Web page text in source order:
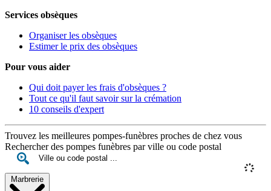
Services obsèques
Organiser les obsèques
Estimer le prix des obsèques
Pour vous aider
Qui doit payer les frais d'obsèques ?
Tout ce qu'il faut savoir sur la crémation
10 conseils d'expert
Trouvez les meilleures pompes-funèbres proches de chez vous
Rechercher des pompes funèbres par ville ou code postal
Marbrerie